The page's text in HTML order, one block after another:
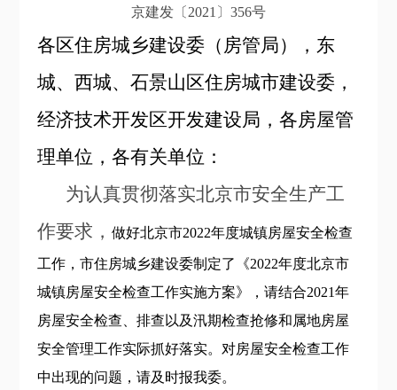
京建发〔2021〕356号
各区住房城乡建设委（房管局），东
城、西城、石景山区住房城市建设委，
经济技术开发区开发建设局，各房屋管
理单位，各有关单位：
为认真贯彻落实北京市安全生产工
作要求，做好北京市2022年度城镇房屋安全检查
工作，市住房城乡建设委制定了《2022年度北京市
城镇房屋安全检查工作实施方案》，请结合2021年
房屋安全检查、排查以及汛期检查抢修和属地房屋
安全管理工作实际抓好落实。对房屋安全检查工作
中出现的问题，请及时报我委。